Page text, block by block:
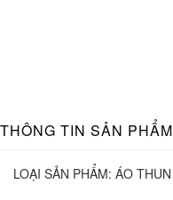
THÔNG TIN SẢN PHẨM
LOẠI SẢN PHẨM: ÁO THUN